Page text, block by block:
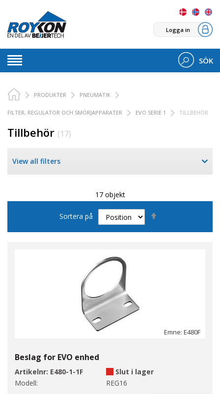
Logga in
SÖK
PRODUKTER PNEUMATIK
FILTER, REGULATOR OCH SMÖRJAPPARATER EVO SERIE 1 TILLBEHÖR
Tillbehör (17)
View all filters
17 objekt
Sortera på
Emne: E480F
Beslag for EVO enhed
Artikelnr: E480-1-1F
Slut i lager
Modell:
REG16